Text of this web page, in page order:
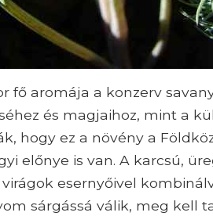
fő aromája a konzerv
és magjaihoz, mint a
hogy ez a növény a
előnye is van. A karcsú,
esernyőivel
sárgássá válik, meg kell